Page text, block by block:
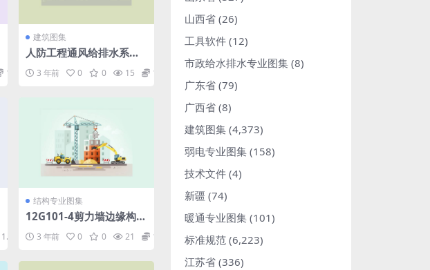
1.98
建筑图集
人防工程通风给排水系统
规范及施工-98页.pdf
3 年前 0 0 15 1.98
1.98
结构专业图集
12G101-4剪力墙边缘构件
3 年前 0 0 21 1.98
山西省 (26)
工具软件 (12)
市政给水排水专业图集 (8)
广东省 (79)
广西省 (8)
建筑图集 (4,373)
弱电专业图集 (158)
技术文件 (4)
新疆 (74)
暖通专业图集 (101)
标准规范 (6,223)
江苏省 (336)